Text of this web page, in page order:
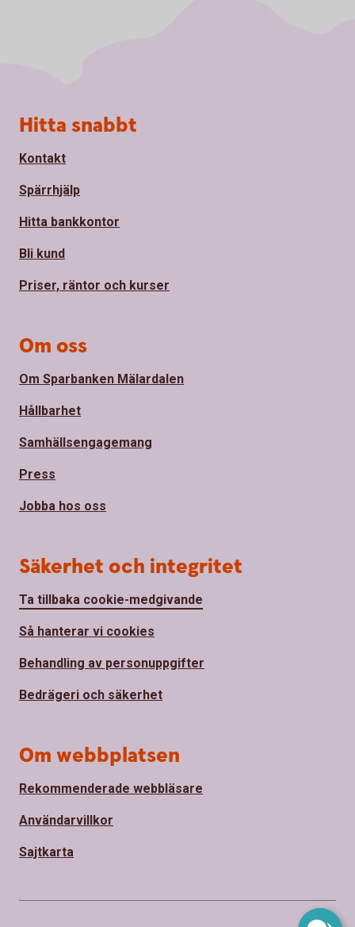
Sidfot
Hitta snabbt
Kontakt
Spärrhjälp
Hitta bankkontor
Bli kund
Priser, räntor och kurser
Om oss
Om Sparbanken Mälardalen
Hållbarhet
Samhällsengagemang
Press
Jobba hos oss
Säkerhet och integritet
Ta tillbaka cookie-medgivande
Så hanterar vi cookies
Behandling av personuppgifter
Bedrägeri och säkerhet
Om webbplatsen
Rekommenderade webbläsare
Användarvillkor
Sajtkarta